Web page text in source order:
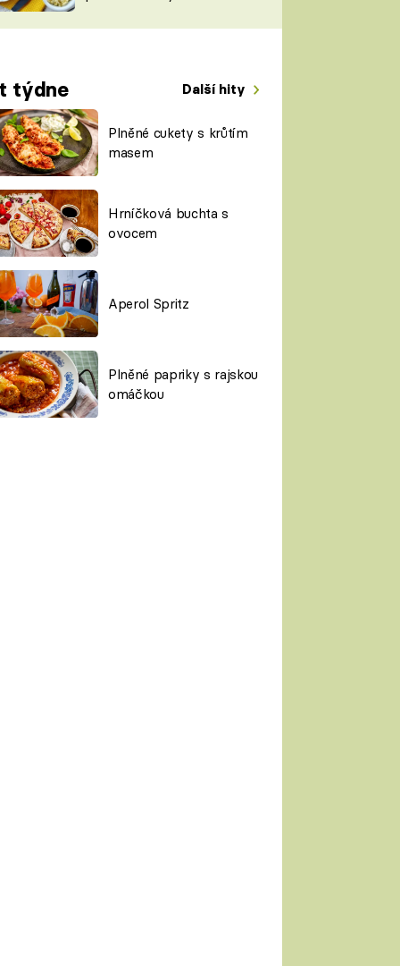
týdne Další hity
Plněné cukety s krůtím
masem
Hrníčková buchta s
ovocem
Aperol Spritz
Plněné papriky s rajskou
omáčkou